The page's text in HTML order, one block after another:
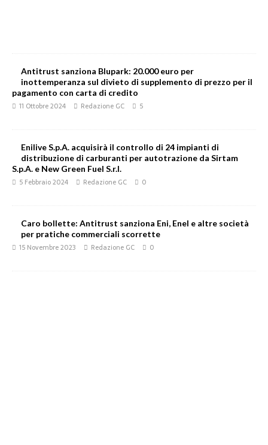
Antitrust sanziona Blupark: 20.000 euro per
inottemperanza sul divieto di supplemento di prezzo per il
pagamento con carta di credito
11 Ottobre 2024 Redazione GC 5
Enilive S.p.A. acquisirà il controllo di 24 impianti di
distribuzione di carburanti per autotrazione da Sirtam
S.p.A. e New Green Fuel S.r.l.
5 Febbraio 2024 Redazione GC 0
Caro bollette: Antitrust sanziona Eni, Enel e altre società
per pratiche commerciali scorrette
15 Novembre 2023 Redazione GC 0